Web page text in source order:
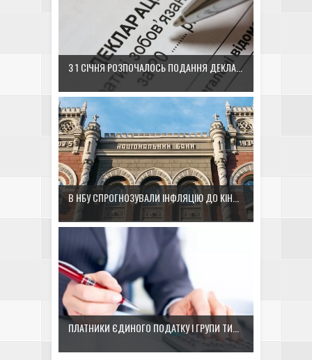
З 1 СІЧНЯ РОЗПОЧАЛОСЬ ПОДАННЯ ДЕКЛА...
В НБУ СПРОГНОЗУВАЛИ ІНФЛЯЦІЮ ДО КІН...
ПЛАТНИКИ ЄДИНОГО ПОДАТКУ І ГРУПИ ТИ...